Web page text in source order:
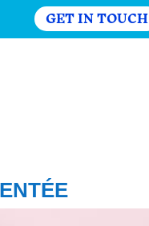
GET IN TOUCH